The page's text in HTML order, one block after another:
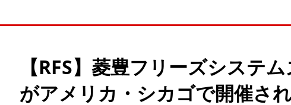
【RFS】菱豊フリーズシステ
がアメリカ・シカゴで開催さ